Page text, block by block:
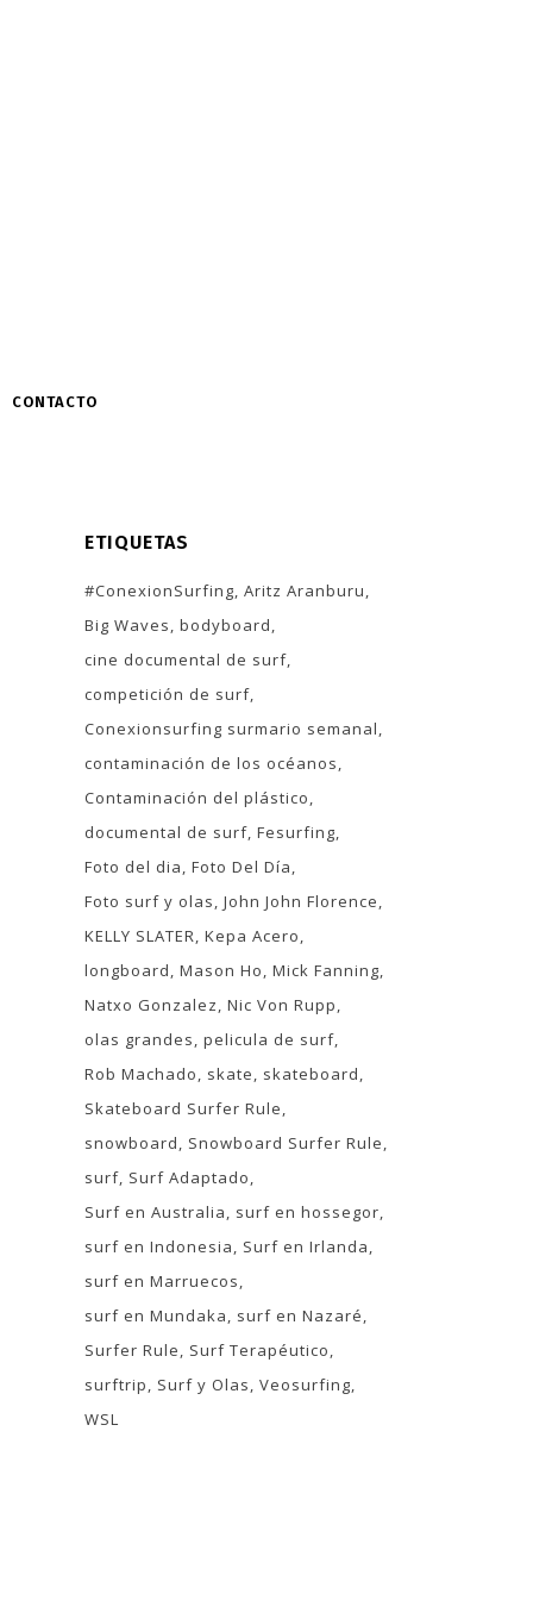
CONTACTO
ETIQUETAS
#ConexionSurfing Aritz Aranburu
Big Waves bodyboard
cine documental de surf
competición de surf
Conexionsurfing surmario semanal
contaminación de los océanos
Contaminación del plástico
documental de surf Fesurfing
Foto del dia Foto Del Día
Foto surf y olas John John Florence
KELLY SLATER Kepa Acero
longboard Mason Ho Mick Fanning
Natxo Gonzalez Nic Von Rupp
olas grandes pelicula de surf
Rob Machado
skate
skateboard
Skateboard Surfer Rule
snowboard
Snowboard Surfer Rule
surf Surf Adaptado
Surf en Australia
surf en hossegor
surf en Indonesia
Surf en Irlanda
surf en Marruecos
surf en Mundaka
surf en Nazaré
Surfer Rule
Surf Terapéutico
surftrip
Surf y Olas Veosurfing
WSL